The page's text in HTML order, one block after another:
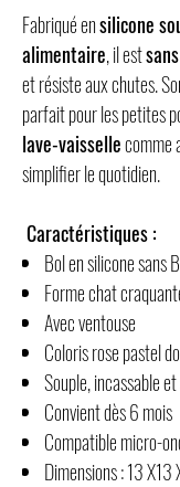
Fabriqué ensilicone
alimentaire, il est
et résiste aux chutes.
parfait pour les petites
lave-vaissellecomme
simplifier le quotidien.
Caractéristiques :
Bol en silicone sans
Forme chat
Avec ventouse
Coloris rose pastel
Souple, incassable
Convient dès 6 mois
Compatible micro-
Dimensions : 13 X13